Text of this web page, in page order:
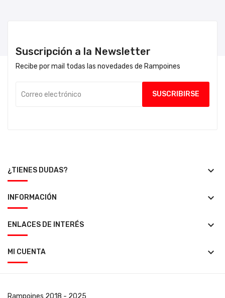
Suscripción a la Newsletter
Recibe por mail todas las novedades de Rampoines
¿TIENES DUDAS? keyboard_arrow_down
INFORMACIÓN keyboard_arrow_down
ENLACES DE INTERÉS keyboard_arrow_down
MI CUENTA keyboard_arrow_down
Rampoines 2018 - 2025